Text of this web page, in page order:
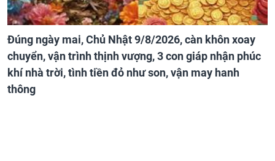
Đúng ngày mai, Chủ Nhật 9/8/2026, càn khôn xoay
chuyển, vận trình thịnh vượng, 3 con giáp nhận phúc
khí nhà trời, tình tiền đỏ như son, vận may hanh
thông